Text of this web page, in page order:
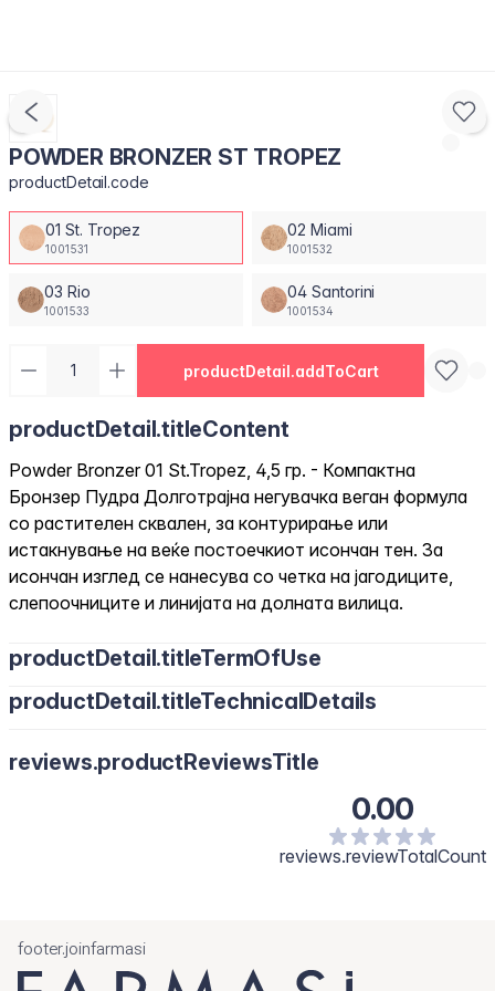
POWDER BRONZER ST TROPEZ
productDetail.code
01 St. Tropez
1001531
02 Miami
1001532
03 Rio
1001533
04 Santorini
1001534
productDetail.addToCart
productDetail.titleContent
Powder Bronzer 01 St.Tropez, 4,5 гр. - Компактна
Бронзер Пудра Долготрајна негувачка веган формула
со растителен сквален, за контурирање или
истакнување на веќе постоечкиот исончан тен. За
исончан изглед се нанесува со четка на јагодиците,
слепоочниците и линијата на долната вилица.
productDetail.titleTermOfUse
productDetail.titleTechnicalDetails
reviews.productReviewsTitle
0.00
reviews.reviewTotalCount
footer.joinfarmasi